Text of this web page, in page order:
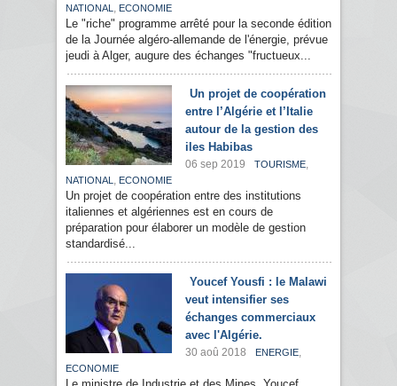
NATIONAL , ECONOMIE
Le "riche" programme arrêté pour la seconde édition
de la Journée algéro-allemande de l'énergie, prévue
jeudi à Alger, augure des échanges "fructueux...
Un projet de coopération
entre l’Algérie et l’Italie
autour de la gestion des
iles Habibas
06 sep 2019 TOURISME,
NATIONAL , ECONOMIE
Un projet de coopération entre des institutions
italiennes et algériennes est en cours de
préparation pour élaborer un modèle de gestion
standardisé...
Youcef Yousfi : le Malawi
veut intensifier ses
échanges commerciaux
avec l'Algérie.
30 aoû 2018 ENERGIE,
ECONOMIE